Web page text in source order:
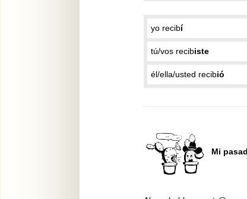
yo recibí
tú/vos recibiste
él/ella/usted recibió
Mi